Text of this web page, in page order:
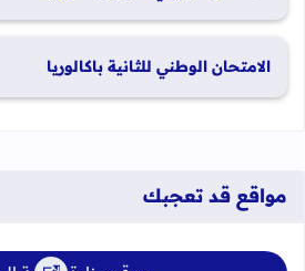
2026
الامتحان الوطني للثانية باكالوريا
مواقع قد تعجبك